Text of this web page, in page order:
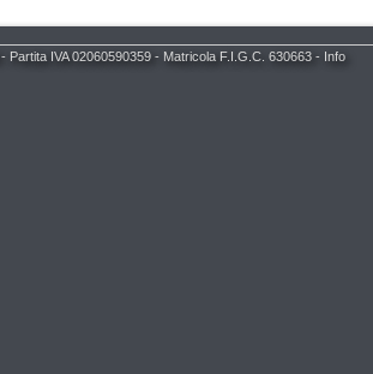
- Partita IVA 02060590359 - Matricola F.I.G.C. 630663 - Info